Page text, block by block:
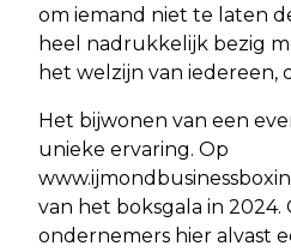
om iemand niet te laten
heel nadrukkelijk bezig
het welzijn van iedereen,
Het bijwonen van een
unieke ervaring. Op
van het boksgala in
ondernemers hier alvast